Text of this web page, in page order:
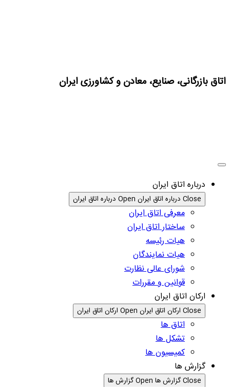
اتاق بازرگانی، صنایع، معادن و کشاورزی ایران
درباره اتاق ایران
Close درباره اتاق ایران Open درباره اتاق ایران
معرفی اتاق ایران
ساختار اتاق ایران
هیات رئیسه
هیات نمایندگان
شورای عالی نظارت
قوانین و مقررات
ارکان اتاق ایران
Close ارکان اتاق ایران Open ارکان اتاق ایران
اتاق ها
تشکل ها
کمیسیون ها
گزارش ها
Close گزارش ها Open گزارش ها